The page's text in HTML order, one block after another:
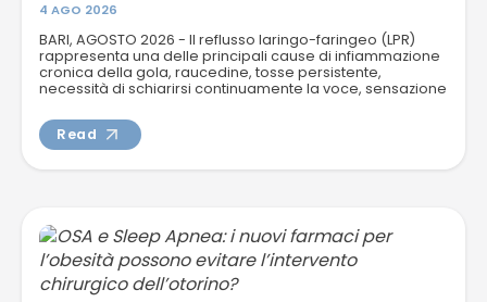
4 AGO 2026
BARI, AGOSTO 2026 - Il reflusso laringo-faringeo (LPR)
rappresenta una delle principali cause di infiammazione
cronica della gola, raucedine, tosse persistente,
necessità di schiarirsi continuamente la voce, sensazione
Read